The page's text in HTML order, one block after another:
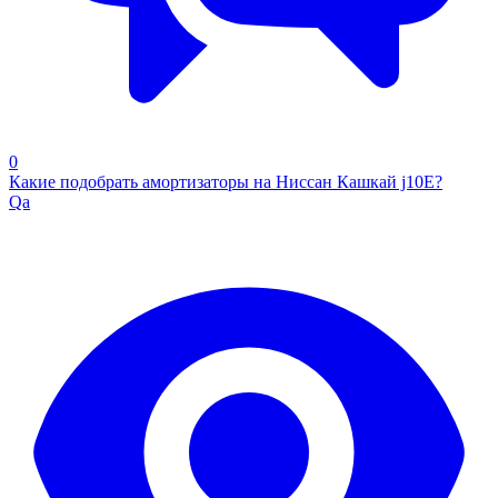
0
Какие подобрать амортизаторы на Ниссан Кашкай j10E?
Qa